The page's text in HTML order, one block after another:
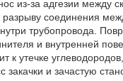
из-за адгезии между
соединения
трубопровода.
и внутренней
к утечке
и зачастую